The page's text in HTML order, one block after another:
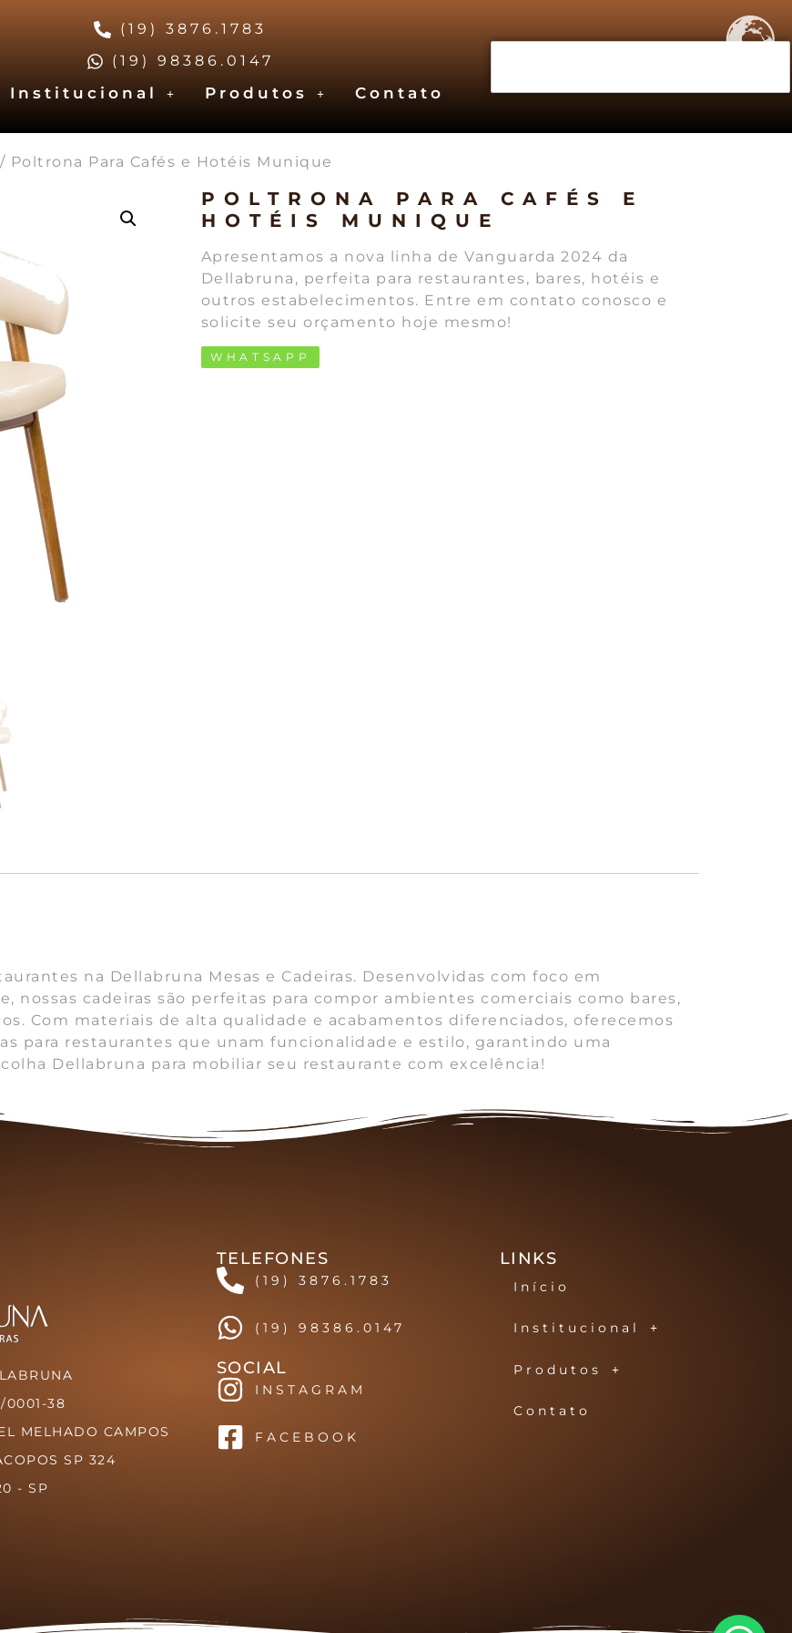
(19) 3876.1783
(19) 98386.0147
Institucional Produtos Contato
/ Poltrona Para Cafés e Hotéis Munique
POLTRONA PARA CAFÉS E
HOTÉIS MUNIQUE
Apresentamos a nova linha de Vanguarda 2024 da
Dellabruna, perfeita para restaurantes, bares, hotéis e
outros estabelecimentos. Entre em contato conosco e
solicite seu orçamento hoje mesmo!
WHATSAPP
na Dellabruna Mesas e Cadeiras. Desenvolvidas com foco em
nossas cadeiras são perfeitas para compor ambientes comerciais como bares,
Com materiais de alta qualidade e acabamentos diferenciados, oferecemos
para restaurantes que unam funcionalidade e estilo, garantindo uma
Dellabruna para mobiliar seu restaurante com excelência!
0001-38
MELHADO CAMPOS
SP 324
- SP
TELEFONES
(19) 3876.1783
(19) 98386.0147
SOCIAL
INSTAGRAM
FACEBOOK
LINKS
Início
Institucional
Produtos
Contato